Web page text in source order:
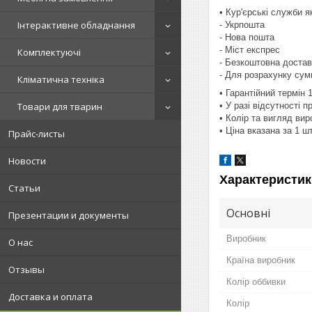
Інтерактивне обладнання
Комплектуючі
Кліматична техніка
Товари для тварин
Прайс-листы
Новости
Статьи
Презентации и документы
О нас
Отзывы
Доставка и оплата
• Кур'єрські служби
- Укрпошта
- Нова пошта
- Міст експрес
- Безкоштовна
- Для розрахунку
• Гарантійний термін
• У разі відсутності
• Колір та вигляд
• Ціна вказана за 1
Основні
Виробник
Країна виробник
Колір оббивки
Колір